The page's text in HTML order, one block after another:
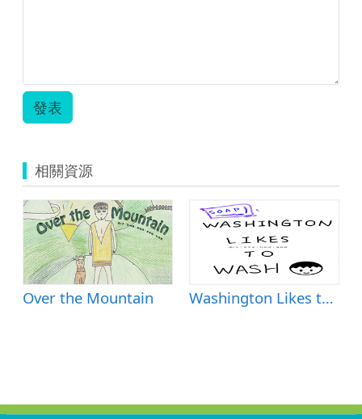
發表
相關資源
Over the Mountain Washington Likes to Wash